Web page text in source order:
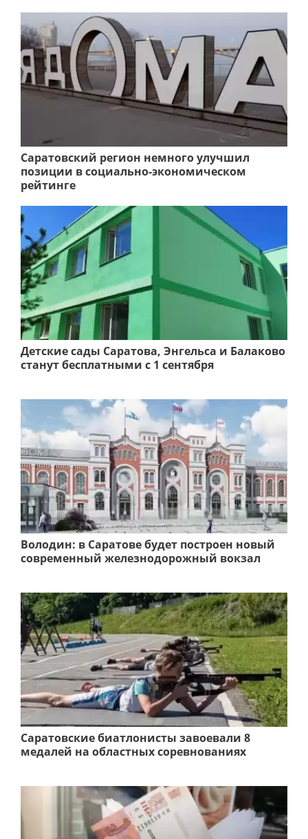
Саратовский регион немного улучшил
позиции в социально-экономическом
рейтинге
Детские сады Саратова, Энгельса и Балаково
станут бесплатными с 1 сентября
Володин: в Саратове будет построен новый
современный железнодорожный вокзал
Саратовские биатлонисты завоевали 8
медалей на областных соревнованиях